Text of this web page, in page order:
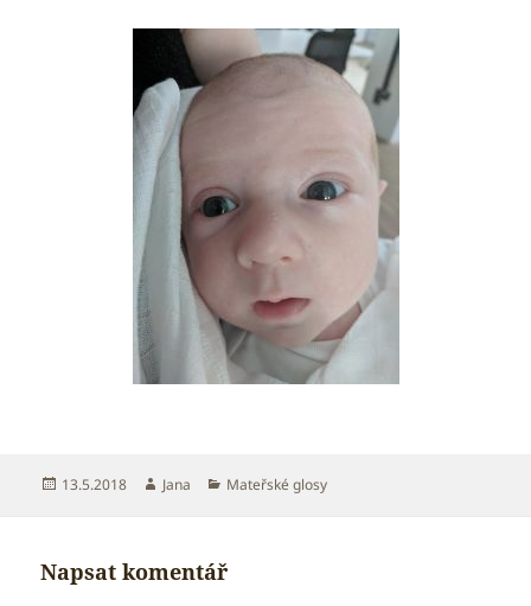
Publikováno:
13.5.2018 Autor:
Jana Rubriky:
Mateřské glosy
Napsat komentář